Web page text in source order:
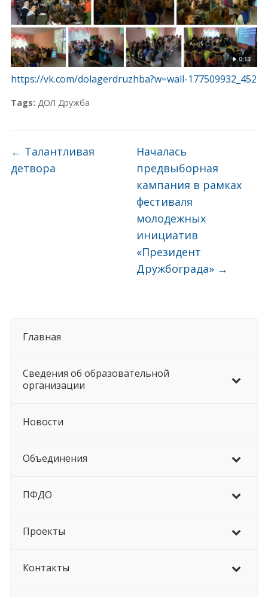
Главная
Сведения об образовательной
организации
Новости
Объединения
ПФДО
Проекты
Контакты
https://vk.com/dolagerdruzhba?w=wall-177509932_452
Tags: ДОЛ Дружба
← Талантливая
детвора
Началась
предвыборная
кампания в рамках
фестиваля
молодежных
инициатив
«Президент
Дружбограда» →